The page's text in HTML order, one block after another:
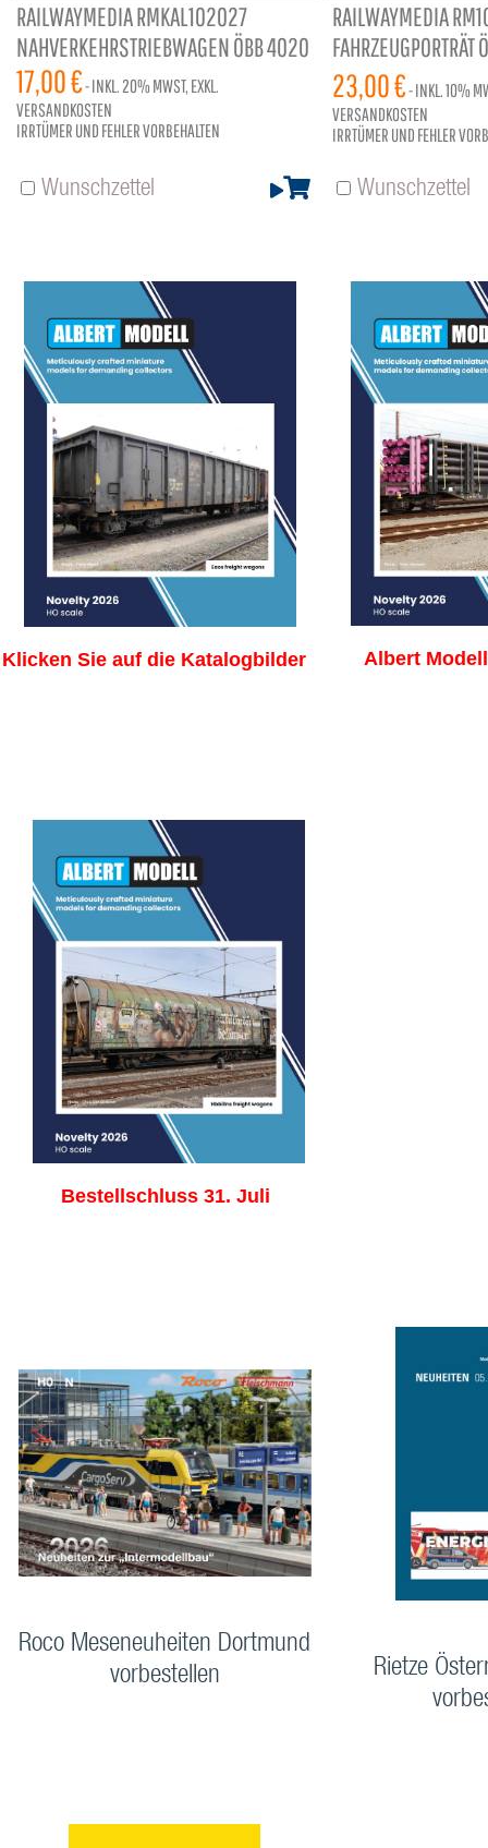
RAILWAYMEDIA RMKAL102027
NAHVERKEHRSTRIEBWAGEN ÖBB 4020
17,00 €- INKL. 20% MWST, EXKL.
VERSANDKOSTEN
IRRTÜMER UND FEHLER VORBEHALTEN
Wunschzettel
RAILWAYMEDIA
96 SEITEN
23,00 €- INKL.10%
VERSANDKOSTEN
IRRTÜMER UND FEHLER
Wunschzettel
Klicken Sie auf die Katalogbilder Albert
Bestellschluss 31. Juli
Roco Meseneuheiten Dortmund
vorbestellen
Rietze